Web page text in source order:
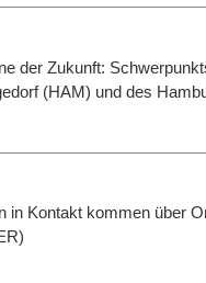
der Zukunft:
(HAM) und des
in Kontakt kommen über